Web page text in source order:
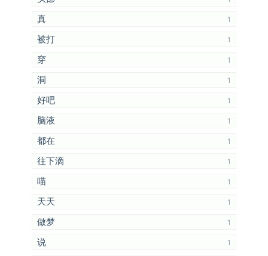
真 1
被打 1
穿 1
洞 1
好吧 1
脑液 1
都在 1
往下滴 1
喵 1
天天 1
做梦 1
说 1